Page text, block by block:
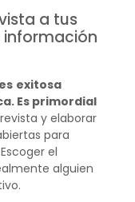
a tus
exitosa
Es primordial
y elaborar
para
el
alguien